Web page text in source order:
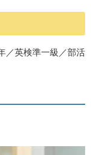
／英検準一級／部活